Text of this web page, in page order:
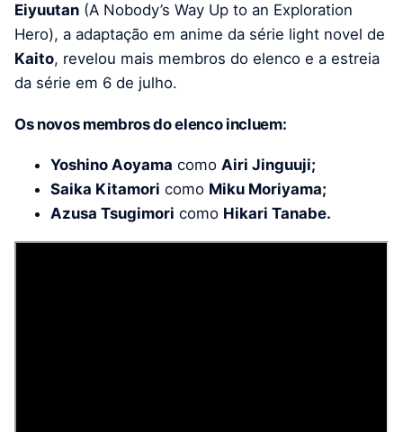
Eiyuutan (A Nobody’s Way Up to an Exploration
Hero), a adaptação em anime da série light novel de
Kaito, revelou mais membros do elenco e a estreia
da série em 6 de julho.
Os novos membros do elenco incluem:
Yoshino Aoyama como Airi Jinguuji;
Saika Kitamori como Miku Moriyama;
Azusa Tsugimori como Hikari Tanabe.